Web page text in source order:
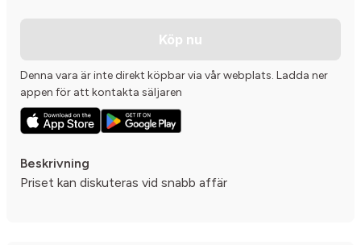
Köp nu
Denna vara är inte direkt köpbar via vår webplats. Ladda ner
appen för att kontakta säljaren
Beskrivning
Priset kan diskuteras vid snabb affär